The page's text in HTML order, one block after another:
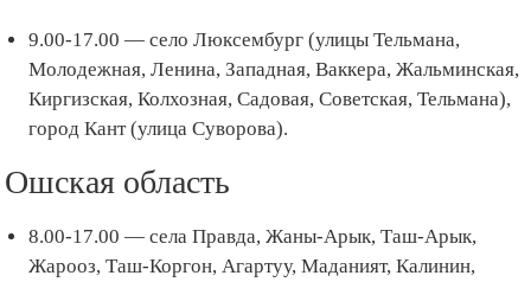
9.00-17.00 — село Люксембург (улицы Тельмана,
Молодежная, Ленина, Западная, Ваккера, Жальминская,
Киргизская, Колхозная, Садовая, Советская, Тельмана),
город Кант (улица Суворова).
Ошская область
8.00-17.00 — села Правда, Жаны-Арык, Таш-Арык,
Жарооз, Таш-Коргон, Агартуу, Маданият, Калинин,